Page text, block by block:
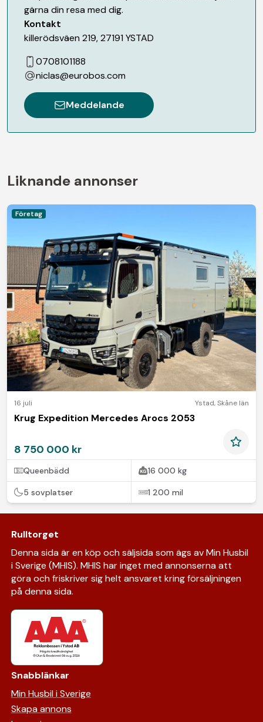
gärna din resa med dig.
Kontakt
killerödsväen 219,27191 YSTAD
0708101188
niclas@eurobos.com
Meddelande
Liknande annonser
Företag
16 juli Ystad,Skåne län
Krug Expedition Mercedes Arocs 2053
8 750 000 kr
Queenbädd 16 000 kg
5 sovplatser 1 200 mil
Rulltorget
Denna sida är en köp och säljsida som ägs av Min Husbil
i Sverige (MHIS). MHIS har inget med annonserna att
göra och friskriver sig helt ansvaret kring försäljningen
på denna sida.
Snabblänkar
Min Husbil i Sverige
Skapa annons